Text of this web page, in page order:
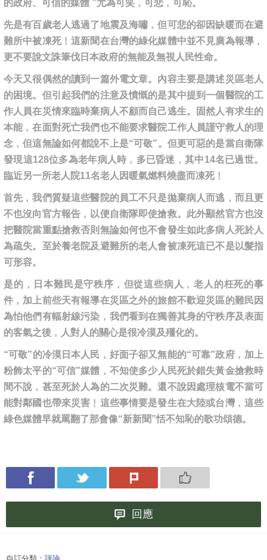
的政府、可信的媒體 ”尤為可笑﹐可悲﹐可恥。
先是有百歲老人逃過了地震及海嘯﹐但可悲的卻因缺暖而在避
難所中被凍死﹗這新聞在台灣的綠化媒體中並不見廣為報導﹐
更不要說文誅筆伐日本政府的無能及無視人民性命。
今天又很偶然的讀到一篇外電文章。內容主要是講述災區老人
的困境。但引起我們的注意及憤慨的是其中提到一個醫院的工
作人員在災情來臨時棄病人不顧而自己逃生。固然人有求生的
本能﹐在面對死亡我們也不能要求醫院工作人員謹守救人的理
念﹐但這無論如何都說不上是“可敬”。但更可惡的是當自衛隊
發現這128位多為老年病人時﹐多已昏迷﹐其中14名已過世。
臨近另一所老人院11名老人因暖氣燃料燒盡而凍死﹗
首先﹐我們質疑這些醫院的員工不只是拋棄病人而逃﹐而且更
不也沒向官方報告﹐以便自衛隊即使搶救。此外顯然官方也沒
把醫院當重點搶救否則無論如何也不會發生如此多病人死於人
為疏失。至於養老院及避難所的老人會被凍死這已不是以髮指
可形容。
是的﹐日本難民是守秩序﹐但從這些病人﹐老人的枉死的事
件﹐加上前些天有報導在災區之外的旅館不歡迎災區的難民因
為怕他們有輻射線污染﹐我們看到在獨善其身的守秩序及表面
的客氣之後﹐人對人的關心是很冷漠及殭化的。
“可敬”的冷漠日本人民﹐好面子卻又無能的“可靠”政府﹐加上
粉飾太平的“可信”媒體﹐不知使多少人民死於錯失黃金搶救時
間不說﹐甚至死於人為的二次災難。還不說因處理核電不當可
能對鄰國也帶來災害﹗這些事情要是發生在大陸或台灣﹐這些
綠色媒體早就罵翻了那會像“新新聞”恬不知恥的歌功頌德。
回應